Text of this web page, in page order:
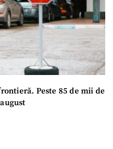
Peste 85 de mii de